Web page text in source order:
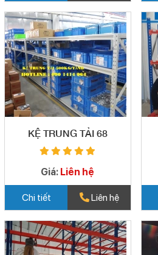
KỆ TRUNG TẢI 68
Giá: Liên hệ
Chi tiết Liên hệ